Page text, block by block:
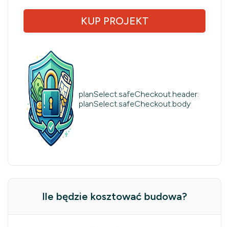
KUP PROJEKT
planSelect.safeCheckout.header:
planSelect.safeCheckout.body
Ile będzie kosztować budowa?